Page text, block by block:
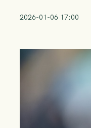
2026-01-06 17:00